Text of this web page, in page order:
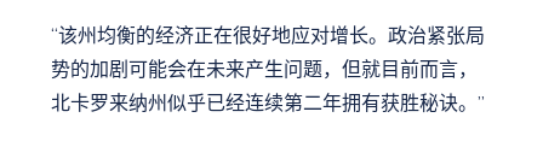
“该州均衡的经济正在很好地应对增长。政治紧张局
势的加剧可能会在未来产生问题，但就目前而言，
北卡罗来纳州似乎已经连续第二年拥有获胜秘诀。”